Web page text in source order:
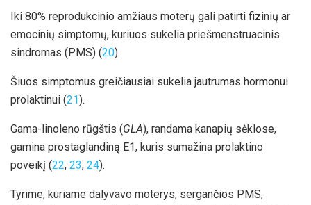
Iki 80% reprodukcinio amžiaus moterų gali patirti fizinių ar
emocinių simptomų, kuriuos sukelia priešmenstruacinis
sindromas (PMS) (20).
Šiuos simptomus greičiausiai sukelia jautrumas hormonui
prolaktinui (21).
Gama-linoleno rūgštis (GLA), randama kanapių sėklose,
gamina prostaglandiną E1, kuris sumažina prolaktino
poveikį (22, 23, 24).
Tyrime, kuriame dalyvavo moterys, sergančios PMS,